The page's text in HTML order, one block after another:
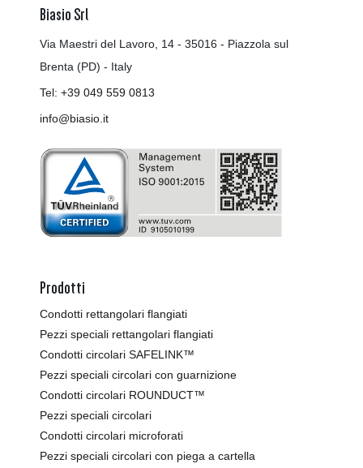
Biasio Srl
Via Maestri del Lavoro, 14 - 35016 - Piazzola sul
Brenta (PD) - Italy
Tel:+39 049 559 0813
info@biasio.it
Prodotti
Condotti rettangolari flangiati
Pezzi speciali rettangolari flangiati
Condotti circolari SAFELINK™
Pezzi speciali circolari con guarnizione
Condotti circolari ROUNDUCT™
Pezzi speciali circolari
Condotti circolari microforati
Pezzi speciali circolari con piega a cartella